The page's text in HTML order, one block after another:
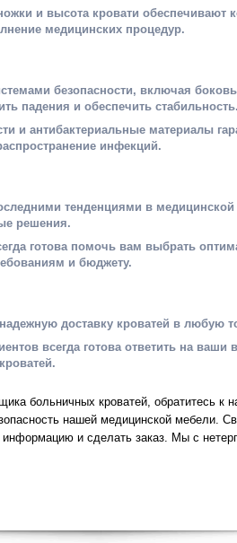
и высота кровати обеспечивают
медицинских процедур.
безопасности, включая
падения и обеспечить стабильность.
и антибактериальные материалы
инфекций.
тенденциями в
решения.
готова помочь вам выбрать
и бюджету.
доставку кроватей в любую
всегда готова ответить на
больничных кроватей, обратитесь к
нашей медицинской мебели.
и сделать заказ. Мы с